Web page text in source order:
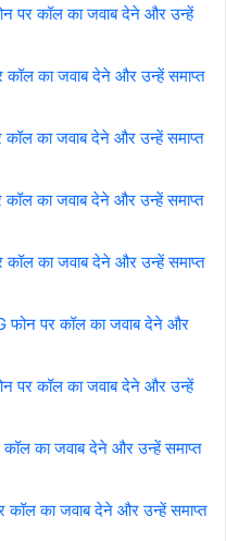
पर कॉल का जवाब देने और उन्हें
का जवाब देने और उन्हें समाप्त
का जवाब देने और उन्हें समाप्त
का जवाब देने और उन्हें समाप्त
का जवाब देने और उन्हें समाप्त
पर कॉल का जवाब देने और
पर कॉल का जवाब देने और उन्हें
का जवाब देने और उन्हें समाप्त
का जवाब देने और उन्हें समाप्त